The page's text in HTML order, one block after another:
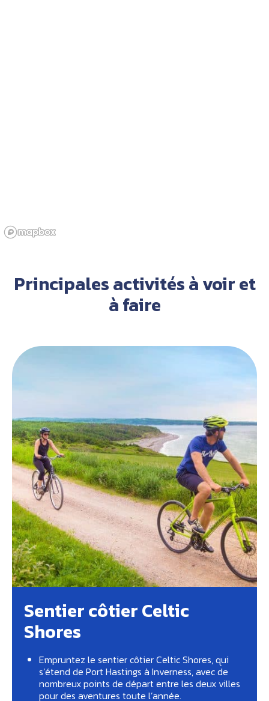
Principales activités à voir et
à faire
Sentier côtier Celtic
Shores
Empruntez le sentier côtier Celtic Shores, qui
s’étend de Port Hastings à Inverness, avec de
nombreux points de départ entre les deux villes
pour des aventures toute l’année.